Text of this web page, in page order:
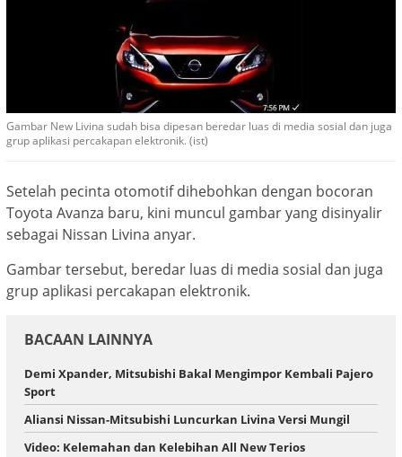
Gambar New Livina sudah bisa dipesan beredar luas di media sosial dan juga
grup aplikasi percakapan elektronik. (ist)
Setelah pecinta otomotif dihebohkan dengan bocoran
Toyota Avanza baru, kini muncul gambar yang disinyalir
sebagai Nissan Livina anyar.
Gambar tersebut, beredar luas di media sosial dan juga
grup aplikasi percakapan elektronik.
BACAAN LAINNYA
Demi Xpander, Mitsubishi Bakal Mengimpor Kembali Pajero
Sport
Aliansi Nissan-Mitsubishi Luncurkan Livina Versi Mungil
Video: Kelemahan dan Kelebihan All New Terios